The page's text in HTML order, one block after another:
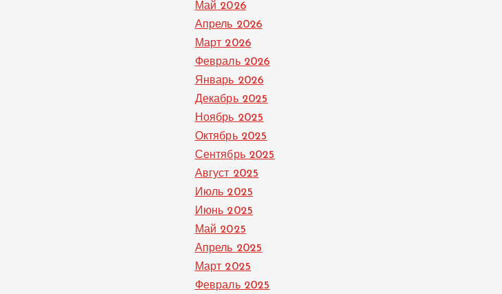
Май 2026
Апрель 2026
Март 2026
Февраль 2026
Январь 2026
Декабрь 2025
Ноябрь 2025
Октябрь 2025
Сентябрь 2025
Август 2025
Июль 2025
Июнь 2025
Май 2025
Апрель 2025
Март 2025
Февраль 2025